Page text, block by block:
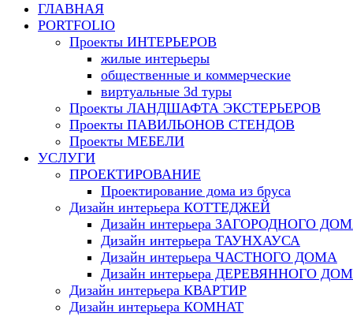
ГЛАВНАЯ
PORTFOLIO
Проекты ИНТЕРЬЕРОВ
жилые интерьеры
общественные и коммерческие
виртуальные 3d туры
Проекты ЛАНДШАФТА ЭКСТЕРЬЕРОВ
Проекты ПАВИЛЬОНОВ СТЕНДОВ
Проекты МЕБЕЛИ
УСЛУГИ
ПРОЕКТИРОВАНИЕ
Проектирование дома из бруса
Дизайн интерьера КОТТЕДЖЕЙ
Дизайн интерьера ЗАГОРОДНОГО
Дизайн интерьера ТАУНХАУСА
Дизайн интерьера ЧАСТНОГО ДОМА
Дизайн интерьера ДЕРЕВЯННОГО
Дизайн интерьера КВАРТИР
Дизайн интерьера КОМНАТ